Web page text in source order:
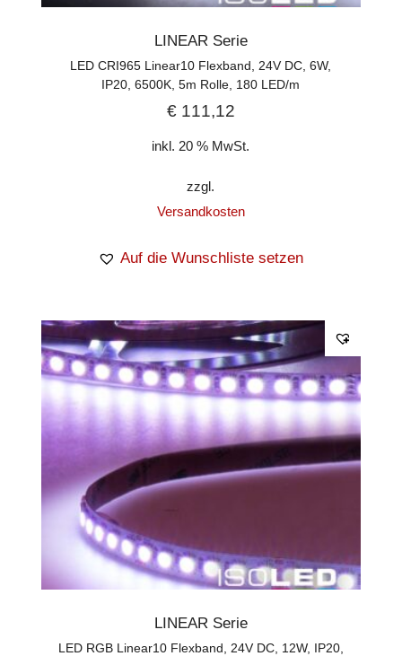
LINEAR Serie
LED CRI965 Linear10 Flexband, 24V DC, 6W,
IP20, 6500K, 5m Rolle, 180 LED/m
€111,12
inkl. 20 % MwSt.
zzgl.
Versandkosten
Auf die Wunschliste setzen
LINEAR Serie
LED RGB Linear10 Flexband, 24V DC, 12W, IP20,